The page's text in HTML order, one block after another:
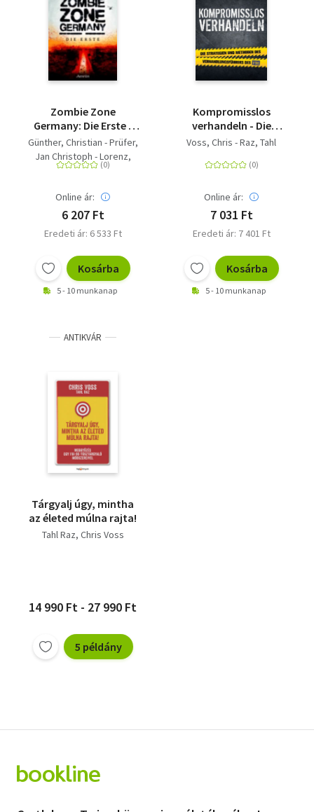
Zombie Zone
Germany: Die Erste -
Anthologie
Günther, Christian - Prüfer,
Jan Christoph - Lorenz,
Joshua - Zegay, Kerstin -
Chris - Heidrich, Marina -
Cremer, Markus - Wanis,
Nora - Longerich, Sandra -
Braß, Sebastian -
Dombrowski, Fabian -
Karg, Thomas - Voss,
Vincent - Rys, Alin - Ahrens,
Britta - Gmyrek, Carolin -
Felix - Schrapper, Heike
Online ár:
6 207 Ft
Eredeti ár: 6 533 Ft
Kosárba
5 - 10 munkanap
Kompromisslos
verhandeln - Die
Strategien und
Verhandlungsführers
Voss, Chris - Raz, Tahl
Online ár:
7 031 Ft
Eredeti ár: 7 401 Ft
Kosárba
5 - 10 munkanap
ANTIKVÁR
Tárgyalj úgy, mintha
az életed múlna rajta!
Tahl Raz Chris Voss
14 990 Ft - 27 990 Ft
5 példány